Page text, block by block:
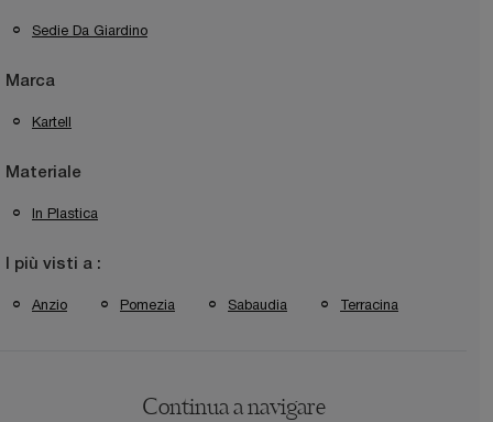
Sedie Da Giardino
Marca
Kartell
Materiale
In Plastica
I più visti a :
Anzio Pomezia Sabaudia Terracina
Continua a navigare